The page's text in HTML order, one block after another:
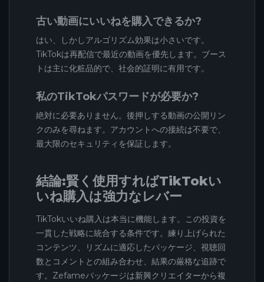
古い動画にいいねを購入できるか?
はい、しかしアルゴリズム効果は小さいです。
TikTokは再配信で最近の動画を優先します。ブース
トは主に化粧品的で、社会的証明に有用です。
私のTikTokパスワードが必要か?
絶対に必要ありません。後押しする動画の公開リン
クのみを尋ねます。アカウントへの接続は不要で、
最大限のセキュリティを保証します。
結論:賢く使用すればTikTokい
いね購入は強力なレバー
TikTokいいね購入は本当に機能します。この投資を
一貫した戦略に統合する条件です。練り上げられた
コンテンツ、リズムに適応したパッケージ、視聴回
数とコメントとの組み合わせ、結果の厳格な追跡で
す。Zefameパッケージは新興クリエイターから複